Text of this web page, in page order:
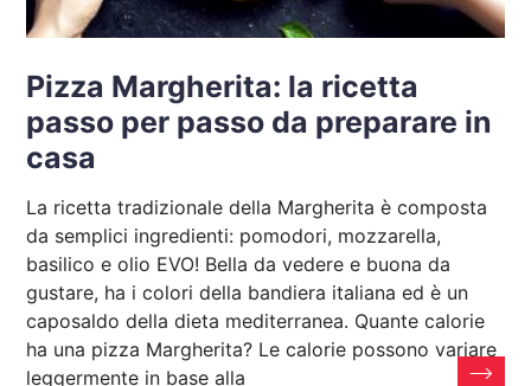
Pizza Margherita: la ricetta
passo per passo da preparare in
casa
La ricetta tradizionale della Margherita è composta
da semplici ingredienti: pomodori, mozzarella,
basilico e olio EVO! Bella da vedere e buona da
gustare, ha i colori della bandiera italiana ed è un
caposaldo della dieta mediterranea. Quante calorie
ha una pizza Margherita? Le calorie possono variare
leggermente in base alla